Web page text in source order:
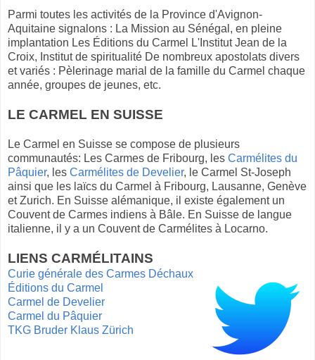
Parmi toutes les activités de la Province d'Avignon-
Aquitaine signalons : La Mission au Sénégal, en pleine
implantation Les Éditions du Carmel L'Institut Jean de la
Croix, Institut de spiritualité De nombreux apostolats divers
et variés : Pèlerinage marial de la famille du Carmel chaque
année, groupes de jeunes, etc.
LE CARMEL EN SUISSE
Le Carmel en Suisse se compose de plusieurs
communautés: Les Carmes de Fribourg, les Carmélites du
Pâquier, les Carmélites de Develier, le Carmel St-Joseph
ainsi que les laïcs du Carmel à Fribourg, Lausanne, Genève
et Zurich. En Suisse alémanique, il existe également un
Couvent de Carmes indiens à Bâle. En Suisse de langue
italienne, il y a un Couvent de Carmélites à Locarno.
LIENS CARMÉLITAINS
Curie générale des Carmes Déchaux
Éditions du Carmel
Carmel de Develier
Carmel du Pâquier
TKG Bruder Klaus Zürich